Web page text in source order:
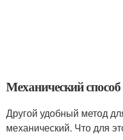
Механический способ
Другой удобный метод
механический. Что для